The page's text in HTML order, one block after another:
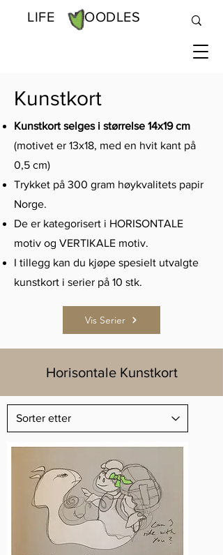
LIFE DOODLES
Kunstkort
Kunstkort selges i størrelse 14x19 cm
(motivet er 13x18, med en hvit kant på
0,5 cm)
Trykket på 300 gram høykvalitets papir
Norge.
De er kategorisert i HORISONTALE
motiv og VERTIKALE motiv.
I tillegg kan du kjøpe spesielt utvalgte
kunstkort i serier på 10 stk.
Vis Serier
Horisontale Kunstkort